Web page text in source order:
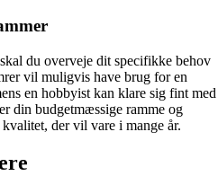
du overveje dit specifikke behov
vil muligvis have brug for en
en hobbyist kan klare sig fint med
din budgetmæssige ramme og
der vil vare i mange år.